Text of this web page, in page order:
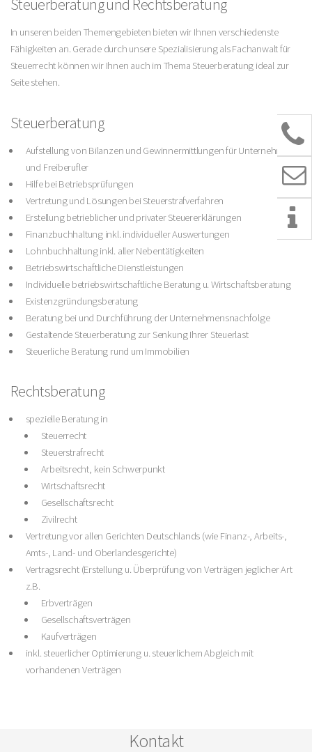
Steuerberatung und Rechtsberatung
In unseren beiden Themengebieten bieten wir Ihnen verschiedenste
Fähigkeiten an. Gerade durch unsere Spezialisierung als Fachanwalt für
Steuerrecht können wir Ihnen auch im Thema Steuerberatung ideal zur
Seite stehen.
Steuerberatung
Aufstellung von Bilanzen und Gewinnermittlungen für Unternehmen
und Freiberufler
Hilfe bei Betriebsprüfungen
Vertretung und Lösungen bei Steuerstrafverfahren
Erstellung betrieblicher und privater Steuererklärungen
Finanzbuchhaltung inkl. individueller Auswertungen
Lohnbuchhaltung inkl. aller Nebentätigkeiten
Betriebswirtschaftliche Dienstleistungen
Individuelle betriebswirtschaftliche Beratung u. Wirtschaftsberatung
Existenzgründungsberatung
Beratung bei und Durchführung der Unternehmensnachfolge
Gestaltende Steuerberatung zur Senkung Ihrer Steuerlast
Steuerliche Beratung rund um Immobilien
Rechtsberatung
spezielle Beratung in
Steuerrecht
Steuerstrafrecht
Arbeitsrecht, kein Schwerpunkt
Wirtschaftsrecht
Gesellschaftsrecht
Zivilrecht
Vertretung vor allen Gerichten Deutschlands (wie Finanz-, Arbeits-,
Amts-, Land- und Oberlandesgerichte)
Vertragsrecht (Erstellung u. Überprüfung von Verträgen jeglicher Art
z.B.
Erbverträgen
Gesellschaftsverträgen
Kaufverträgen
inkl. steuerlicher Optimierung u. steuerlichem Abgleich mit
vorhandenen Verträgen
Kontakt